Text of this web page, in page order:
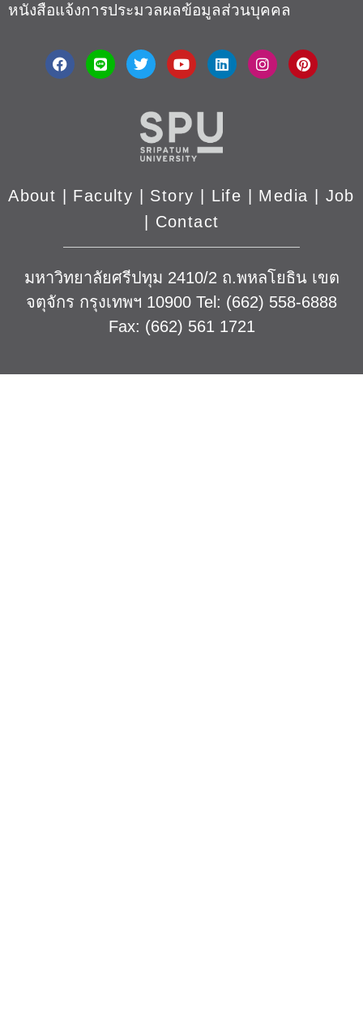
หนังสือแจ้งการประมวลผลข้อมูลส่วนบุคคล
About | Faculty | Story | Life | Media | Job
| Contact
มหาวิทยาลัยศรีปทุม 2410/2 ถ.พหลโยธิน เขต
จตุจักร กรุงเทพฯ 10900 Tel: (662) 558-6888
Fax: (662) 561 1721